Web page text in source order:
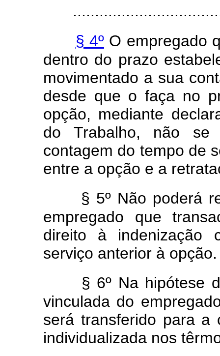
§ 4ºO empregado
dentro do prazo
movimentado a sua
desde que o faça no
opção, mediante
do Trabalho, não se
contagem do tempo de
entre a opção e a
§ 5º Não poderá
empregado que
direito à indenização
serviço anterior à opção.
§ 6º Na hipótese
vinculada do
será transferido para a
individualizada nos